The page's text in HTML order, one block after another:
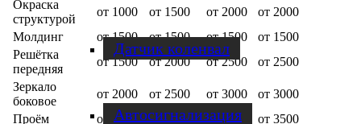
Датчик коленвал
Автосигнализация
Окраска
структурой
от 1000 от 1500 от 2000
от 2000
Молдинг
от 1500 от 1500 от 1500
от 1500
Решётка
передняя
от 1500 от 2000 от 2500
от 2500
Зеркало
боковое
от 2000 от 2500 от 3000
от 3000
Проём
от 2500 от 3000 от 3500
от 3500